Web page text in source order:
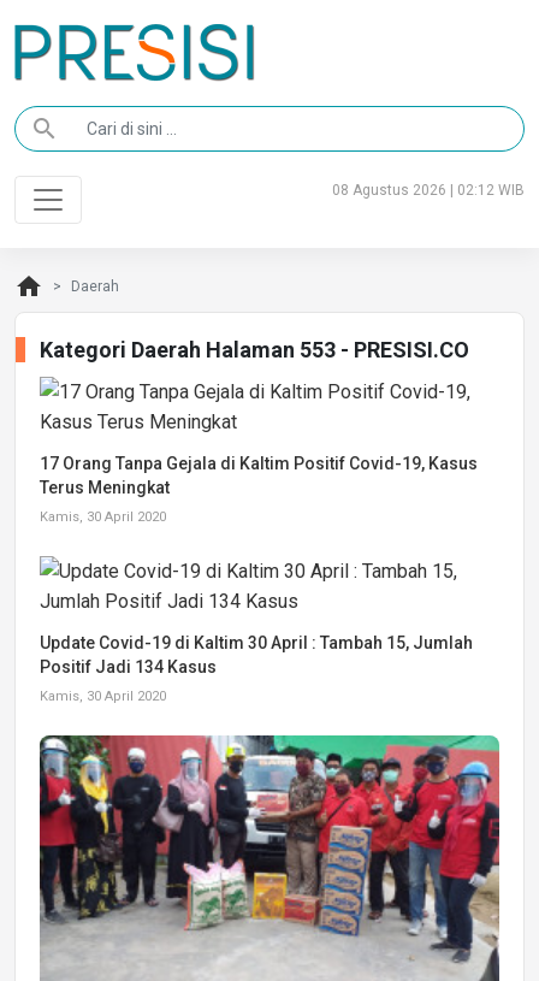
search
08 Agustus 2026 | 02:12 WIB
home Daerah
Kategori Daerah Halaman 553 - PRESISI.CO
17 Orang Tanpa Gejala di Kaltim Positif Covid-19, Kasus
Terus Meningkat
Kamis, 30 April 2020
Update Covid-19 di Kaltim 30 April : Tambah 15, Jumlah
Positif Jadi 134 Kasus
Kamis, 30 April 2020